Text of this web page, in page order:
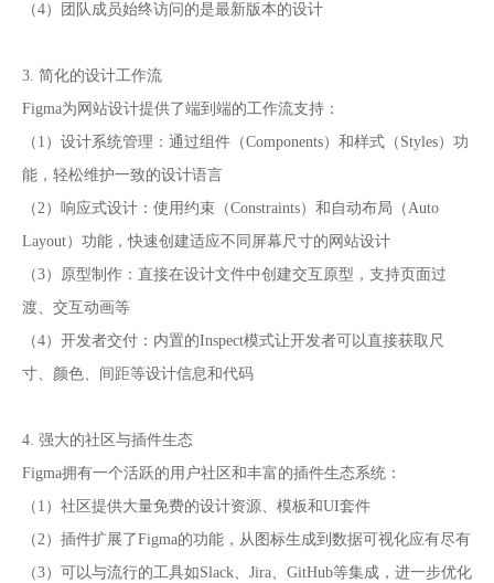
（4）团队成员始终访问的是最新版本的设计
3. 简化的设计工作流
Figma为网站设计提供了端到端的工作流支持：
（1）设计系统管理：通过组件（Components）和样式（Styles）功
能，轻松维护一致的设计语言
（2）响应式设计：使用约束（Constraints）和自动布局（Auto
Layout）功能，快速创建适应不同屏幕尺寸的网站设计
（3）原型制作：直接在设计文件中创建交互原型，支持页面过
渡、交互动画等
（4）开发者交付：内置的Inspect模式让开发者可以直接获取尺
寸、颜色、间距等设计信息和代码
4. 强大的社区与插件生态
Figma拥有一个活跃的用户社区和丰富的插件生态系统：
（1）社区提供大量免费的设计资源、模板和UI套件
（2）插件扩展了Figma的功能，从图标生成到数据可视化应有尽有
（3）可以与流行的工具如Slack、Jira、GitHub等集成，进一步优化